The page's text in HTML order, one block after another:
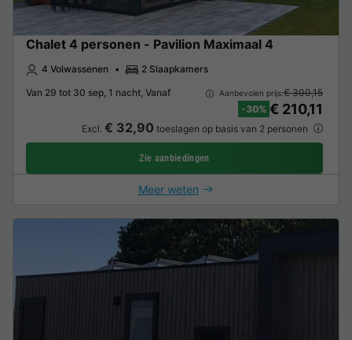
Chalet 4 personen - Pavilion Maximaal 4
4 Volwassenen
2 Slaapkamers
Van 29 tot 30 sep, 1 nacht, Vanaf
Aanbevolen prijs:€ 300,15
-30% € 210,11
Excl. € 32,90 toeslagen op basis van 2 personen
Zie aanbiedingen
Meer weten